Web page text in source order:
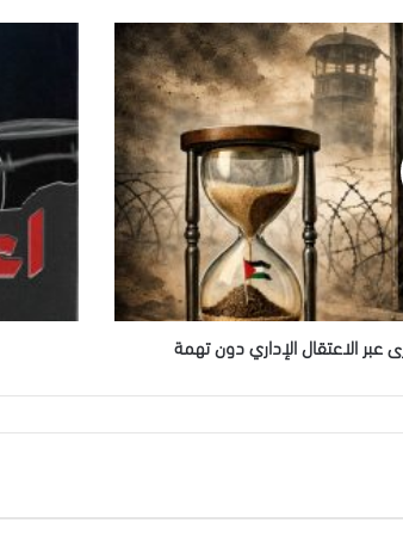
عبر الاعتقال الإداري دون تهمة
أطفالًا
وسيدتين
في
محافظات